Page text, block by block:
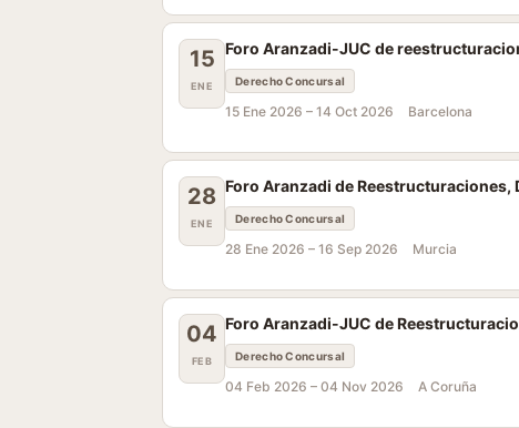
15
ENE
Foro Aranzadi-JUC de
Derecho Concursal
15 Ene 2026 – 14 Oct 2026 Barcelona
28
ENE
Foro Aranzadi de
Derecho Concursal
28 Ene 2026 – 16 Sep 2026 Murcia
04
FEB
Foro Aranzadi-JUC de
Derecho Concursal
04 Feb 2026 – 04 Nov 2026 A Coruña